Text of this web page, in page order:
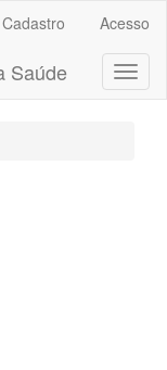
Cadastro Acesso
Saúde